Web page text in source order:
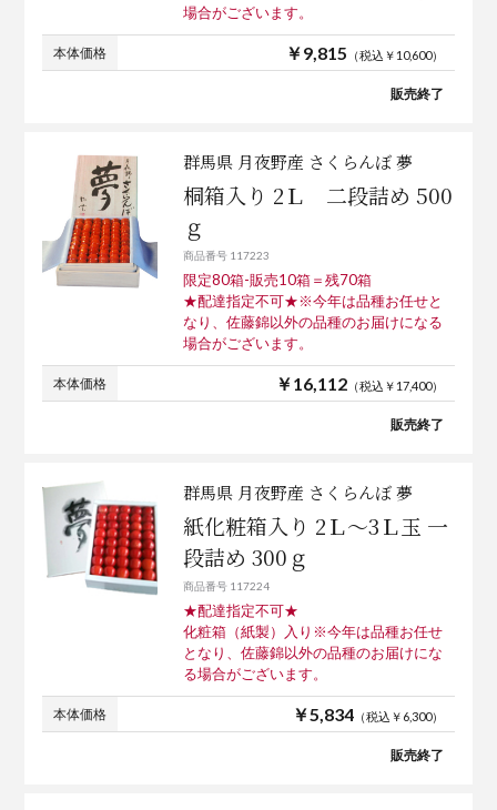
場合がございます。
本体価格 ￥9,815 （税込￥10,600）
販売終了
群馬県 月夜野産 さくらんぼ 夢
桐箱入り 2Ｌ 二段詰め 500
ｇ
商品番号 117223
限定80箱-販売10箱＝残70箱
★配達指定不可★※今年は品種お任せと
なり、佐藤錦以外の品種のお届けになる
場合がございます。
本体価格 ￥16,112（税込￥17,400）
販売終了
群馬県 月夜野産 さくらんぼ 夢
紙化粧箱入り 2Ｌ～3Ｌ玉 一
段詰め 300ｇ
商品番号 117224
★配達指定不可★
化粧箱（紙製）入り※今年は品種お任せ
となり、佐藤錦以外の品種のお届けにな
る場合がございます。
本体価格 ￥5,834（税込￥6,300）
販売終了